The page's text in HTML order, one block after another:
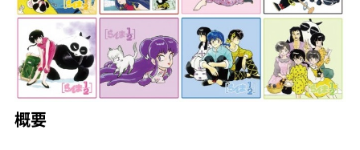
概要